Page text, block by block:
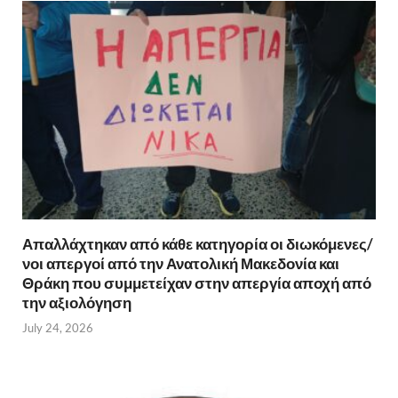
Απαλλάχτηκαν από κάθε κατηγορία οι διωκόμενες/
νοι απεργοί από την Ανατολική Μακεδονία και
Θράκη που συμμετείχαν στην απεργία αποχή από
την αξιολόγηση
July 24, 2026